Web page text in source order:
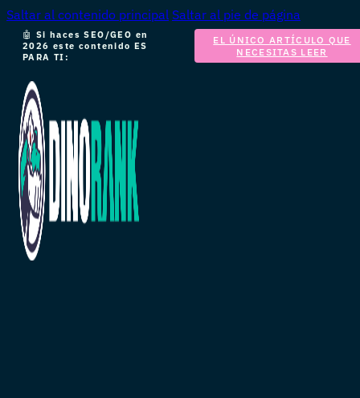
Saltar al contenido principal Saltar al pie de página
🤖 Si haces SEO/GEO en
2026 este contenido ES
PARA TI:
EL ÚNICO ARTÍCULO QUE
NECESITAS LEER